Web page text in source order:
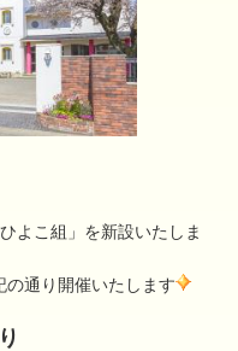
よこ組」を新設いたしま
の通り開催いたします